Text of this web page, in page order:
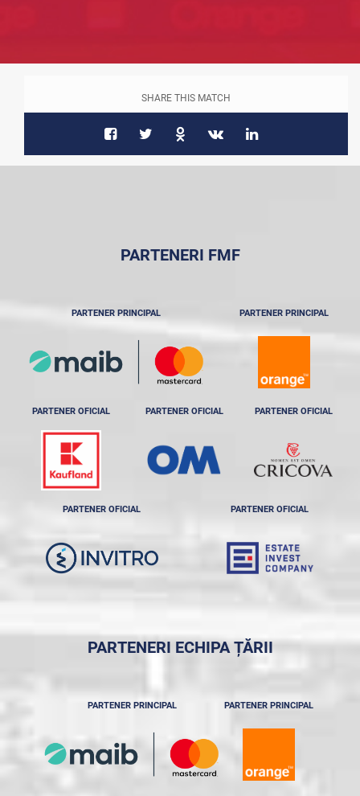
SHARE THIS MATCH
PARTENERI FMF
PARTENER PRINCIPAL PARTENER PRINCIPAL
PARTENER OFICIAL PARTENER OFICIAL PARTENER OFICIAL
PARTENER OFICIAL PARTENER OFICIAL
PARTENERI ECHIPA ȚĂRII
PARTENER PRINCIPAL PARTENER PRINCIPAL